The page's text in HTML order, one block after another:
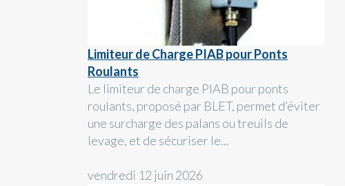
Limiteur de Charge PIAB pour Ponts
Roulants
Le limiteur de charge PIAB pour ponts
roulants, proposé par BLET, permet d’éviter
une surcharge des palans ou treuils de
levage, et de sécuriser le...
vendredi 12 juin 2026